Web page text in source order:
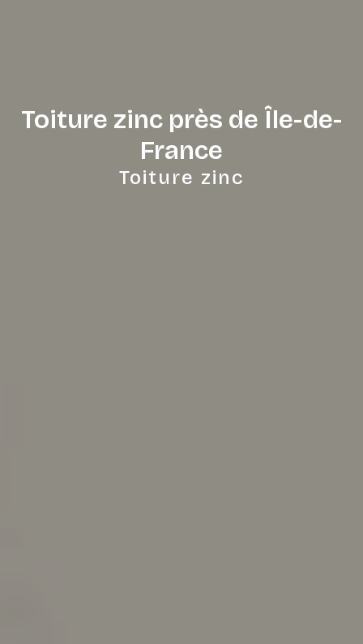
Toiture zinc près de Île-de-
France
Toiture zinc